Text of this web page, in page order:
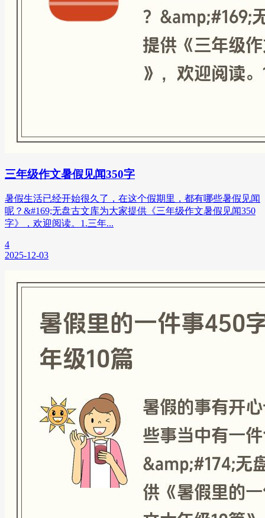
三年级作文暑假见闻350字
暑假生活已经开始很久了，在这个假期里，都有哪些暑假见闻
呢？&#169;无盘古文库为大家提供《三年级作文暑假见闻350
字》，欢迎阅读。1.三年...
4
2025-12-03